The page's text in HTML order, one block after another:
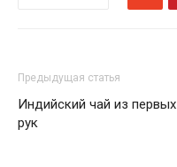
Предыдущая статья
Индийский чай из первых
рук